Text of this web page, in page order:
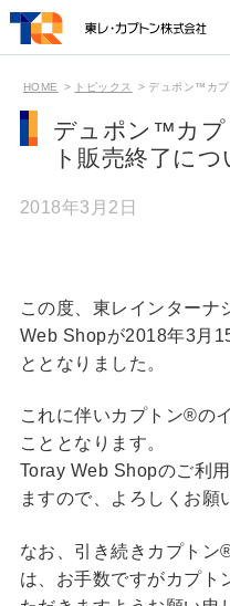
HOME トピックス デュポン™カプ
デュポン™カプ
ト販売終了につ
2018年3月2日
この度、東レインターナ
Web Shopが2018年3月
ととなりました。
これに伴いカプトン®の
こととなります。
Toray Web Shopのご利
ますので、よろしくお願
なお、引き続きカプトン
は、お手数ですがカプト